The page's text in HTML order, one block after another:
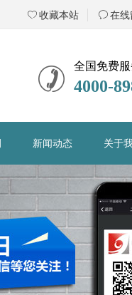
ꄀ 收藏本站 ꂖ 在线
新闻动态 关于
全国免费
4000-